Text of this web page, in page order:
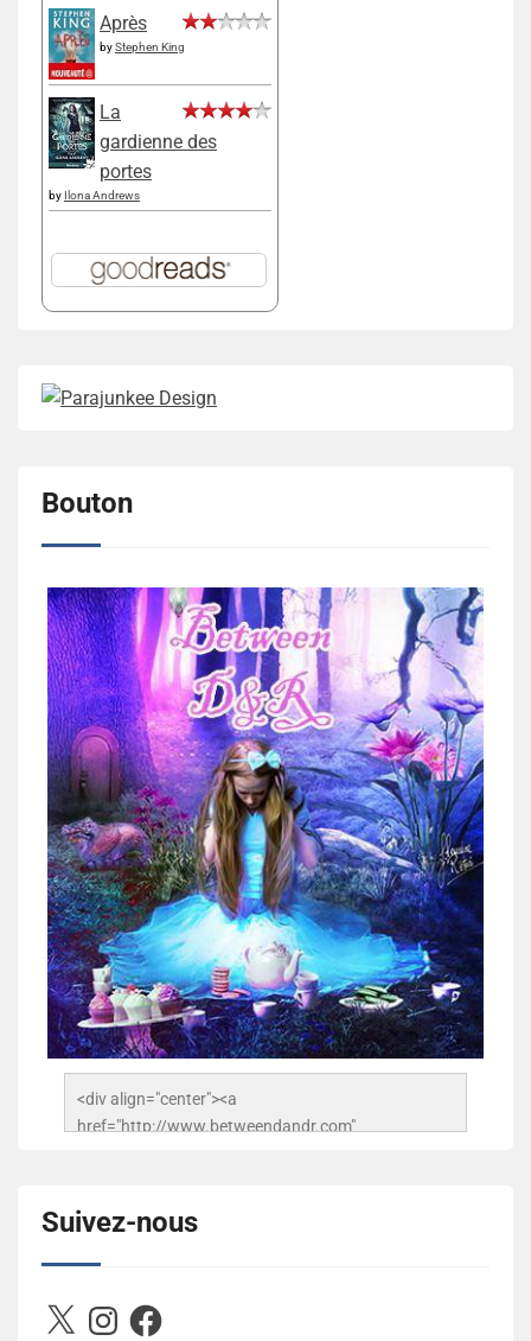
Après
byStephen King
La
gardienne des
portes
by Ilona Andrews
Bouton
<div align="center"><a
href="http://www.betweendandr.com"
503716673157532-2788222864243652657-n.jpg"
alt="Between D&R" style="border:none;" /></a>
</div>
Suivez-nous
X InstagramFacebook